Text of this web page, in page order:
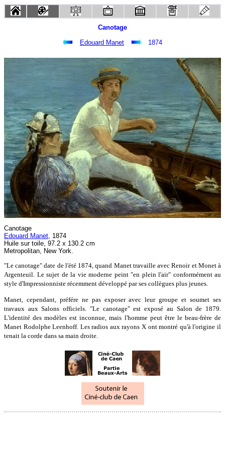
Canotage
Edouard Manet
1874
Canotage
Edouard Manet, 1874
Huile sur toile, 97.2 x 130.2 cm
Metropolitan, New York.
"Le canotage" date de l'été 1874, quand Manet travaille avec Renoir et Monet à
Argenteuil. Le sujet de la vie moderne peint "en plein l'air" conformément au
style d'Impressionniste récemment développé par ses collègues plus jeunes.
Manet, cependant, préfére ne pas exposer avec leur groupe et soumet ses
travaux aux Salons officiels. "Le canotage" est exposé au Salon de 1879.
L'identité des modèles est inconnue, mais l'homme peut être le beau-frère de
Manet Rodolphe Leenhoff. Les radios aux rayons X ont montré qu'à l'origine il
tenait la corde dans sa main droite.